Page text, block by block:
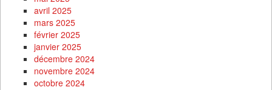
avril 2025
mars 2025
février 2025
janvier 2025
décembre 2024
novembre 2024
octobre 2024